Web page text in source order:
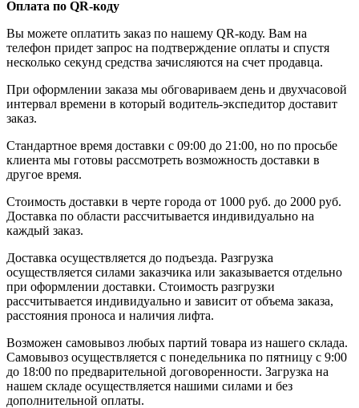
Оплата по QR-коду
Вы можете оплатить заказ по нашему QR-коду. Вам на
телефон придет запрос на подтверждение оплаты и спустя
несколько секунд средства зачисляются на счет продавца.
При оформлении заказа мы обговариваем день и двухчасовой
интервал времени в который водитель-экспедитор доставит
заказ.
Стандартное время доставки с 09:00 до 21:00, но по просьбе
клиента мы готовы рассмотреть возможность доставки в
другое время.
Стоимость доставки в черте города от 1000 руб. до 2000 руб.
Доставка по области рассчитывается индивидуально на
каждый заказ.
Доставка осуществляется до подъезда. Разгрузка
осуществляется силами заказчика или заказывается отдельно
при оформлении доставки. Стоимость разгрузки
рассчитывается индивидуально и зависит от объема заказа,
расстояния проноса и наличия лифта.
Возможен самовывоз любых партий товара из нашего склада.
Самовывоз осуществляется с понедельника по пятницу с 9:00
до 18:00 по предварительной договоренности. Загрузка на
нашем складе осуществляется нашими силами и без
дополнительной оплаты.